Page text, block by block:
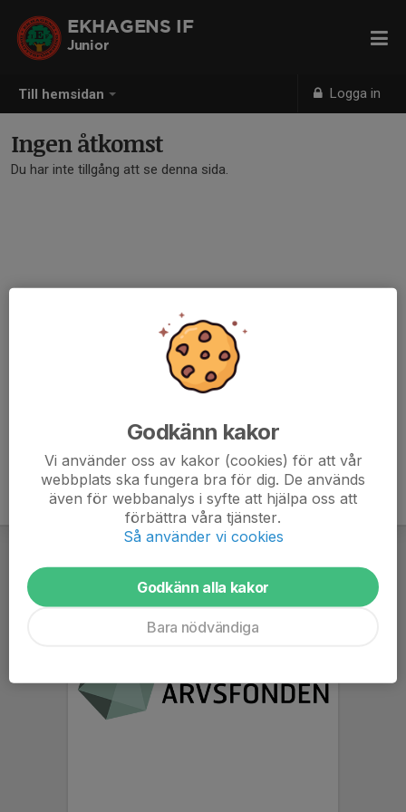
Till hemsidan Logga in
EKHAGENS IF
Junior
Ingen åtkomst
Du har inte tillgång att se denna sida.
Godkänn kakor
Vi använder oss av kakor (cookies) för att vår
webbplats ska fungera bra för dig. De används
även för webbanalys i syfte att hjälpa oss att
förbättra våra tjänster.
Så använder vi cookies
Godkänn alla kakor
Bara nödvändiga